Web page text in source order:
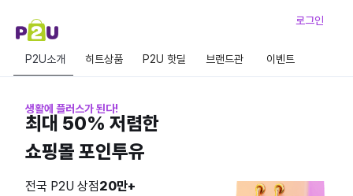
로그인
P2U소개 히트상품 P2U 핫딜 브랜드관 이벤트